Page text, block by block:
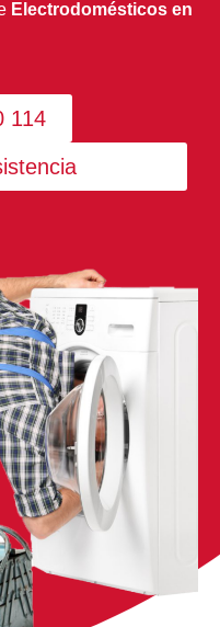
Electrodomésticos en
114